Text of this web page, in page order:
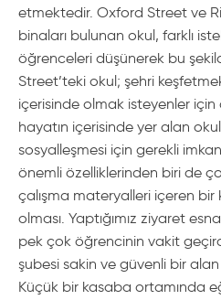
etmektedir. Oxford Street ve
binaları bulunan okul, farklı
öğrenceleri düşünerek bu
Street’teki okul; şehri
içerisinde olmak isteyenler
hayatın içerisinde yer alan
sosyalleşmesi için gerekli
önemli özelliklerinden biri de
çalışma materyalleri içeren
olması. Yaptığımız ziyaret
pek çok öğrencinin vakit
şubesi sakin ve güvenli bir
Küçük bir kasaba ortamında